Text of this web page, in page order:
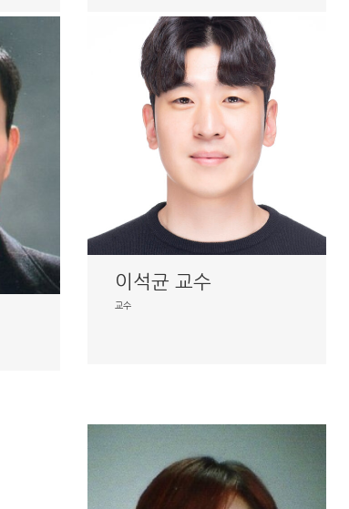
이석균 교수
교수